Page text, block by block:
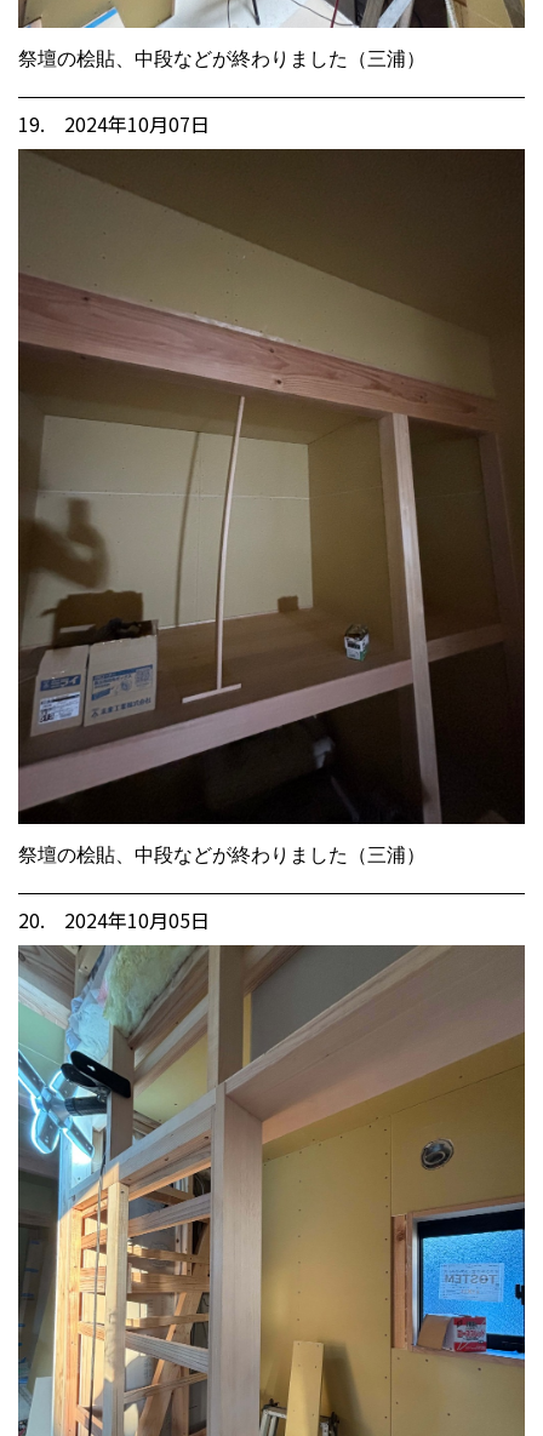
祭壇の桧貼、中段などが終わりました（三浦）
19. 2024年10月07日
祭壇の桧貼、中段などが終わりました（三浦）
20. 2024年10月05日